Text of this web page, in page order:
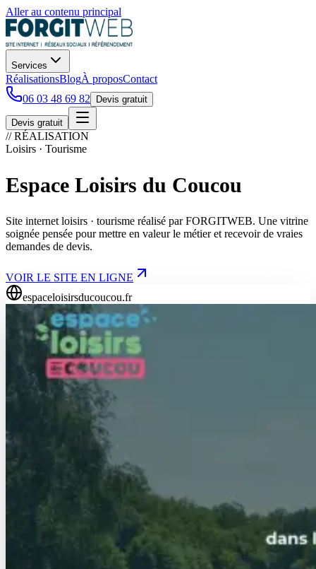
Aller au contenu principal
Services
RéalisationsBlogÀ proposContact
06 03 48 69 82
Devis gratuit
Devis gratuit
// RÉALISATION
Loisirs · Tourisme
Espace Loisirs du Coucou
Site internet loisirs · tourisme réalisé par FORGITWEB. Une vitrine
soignée pensée pour mettre en valeur le métier et recevoir de vraies
demandes de devis.
VOIR LE SITE EN LIGNE
espaceloisirsducoucou.fr